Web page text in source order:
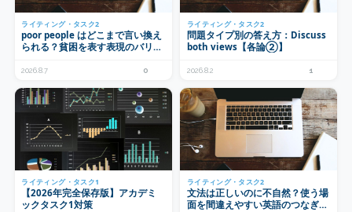
ライティング・タスク2
poor people はどこまで言い換え
られる？貧困を表す表現のバリエ
2026.8.7 0
ライティング・タスク2
問題タイプ別の答え方：Discuss
both views【各論②】
2026.8.2 1
ライティング・タスク1
【2026年完全保存版】アカデミ
ックタスク1対策
ライティング・タスク2
文法は正しいのに不自然？使う場
面を間違えやすい英語のつなぎ表